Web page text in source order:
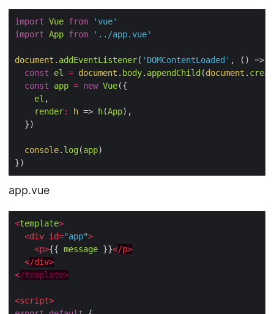
import Vue from
'vue'
import App from '../app.vue'
document . addEventListener( 'DOMContentLoaded' , () =>
const
el = document . body. appendChild (document .
const
app = new Vue({
el ,
render: h => h(App),
  })
console. log(app)
app.vue
<template>
<div id="app">
<p>{{ message }}</p>
</div>
</template>
<script>